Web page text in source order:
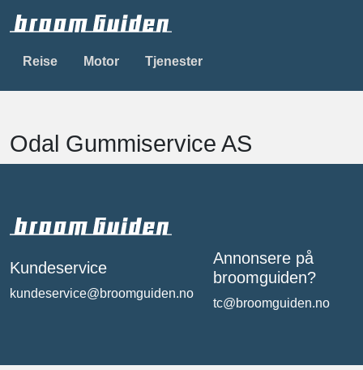
Reise Motor Tjenester
Odal Gummiservice AS
Kundeservice
kundeservice@broomguiden.no
Annonsere på
broomguiden?
tc@broomguiden.no